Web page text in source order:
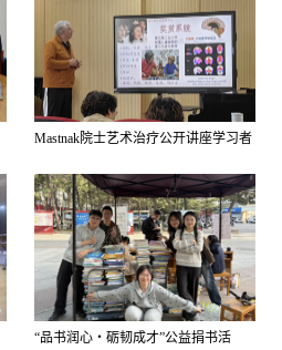
Mastnak院士艺术治疗公开讲座学习者
…
“品书润心・砺韧成才”公益捐书活